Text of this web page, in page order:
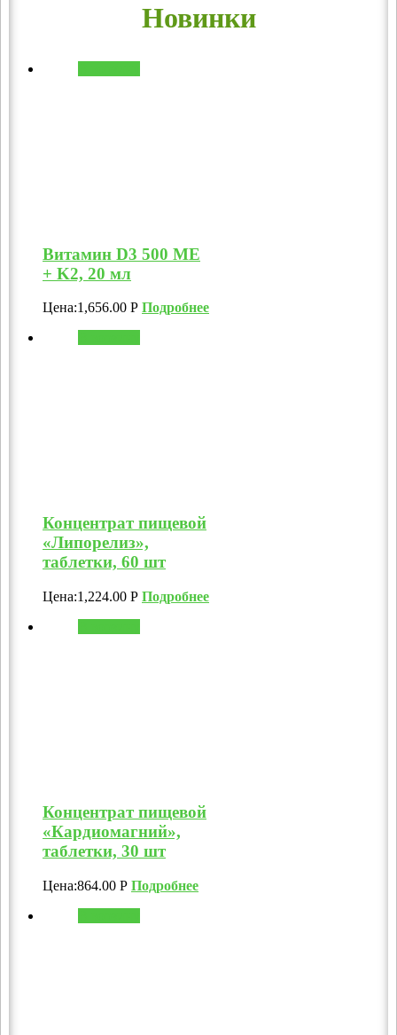
Новинки
Витамин D3 500 МЕ
+ K2, 20 мл
Цена:1,656.00 Р Подробнее
Концентрат пищевой
«Липорелиз»,
таблетки, 60 шт
Цена:1,224.00 Р Подробнее
Концентрат пищевой
«Кардиомагний»,
таблетки, 30 шт
Цена:864.00 Р Подробнее